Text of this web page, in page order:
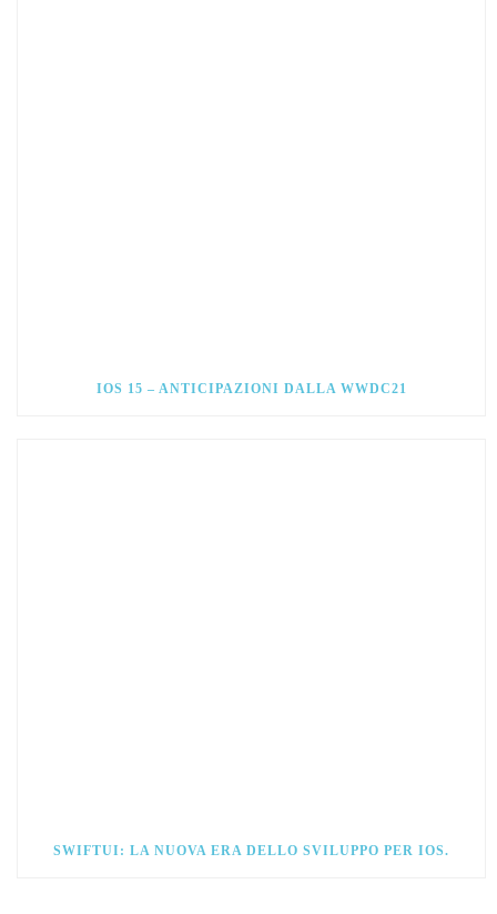
IOS 15 – ANTICIPAZIONI DALLA WWDC21
SWIFTUI: LA NUOVA ERA DELLO SVILUPPO PER IOS.